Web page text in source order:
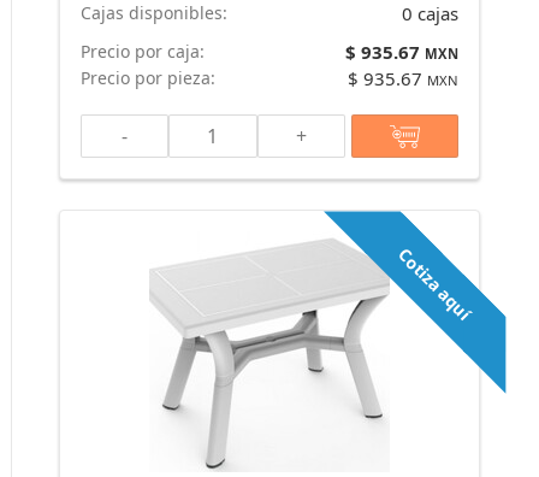
Cajas disponibles: 0 cajas
Precio por caja: $ 935.67 MXN
Precio por pieza: $ 935.67 MXN
- +
Cotiza aquí